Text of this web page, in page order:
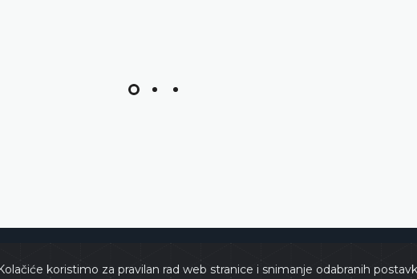
koristimo za pravilan rad web stranice i snimanje odabranih
i Hercegovine